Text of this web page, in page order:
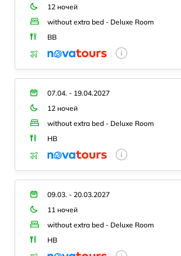
12 ночей
without extra bed - Deluxe Room
BB
07.04. - 19.04.2027
12 ночей
without extra bed - Deluxe Room
HB
09.03. - 20.03.2027
11 ночей
without extra bed - Deluxe Room
HB